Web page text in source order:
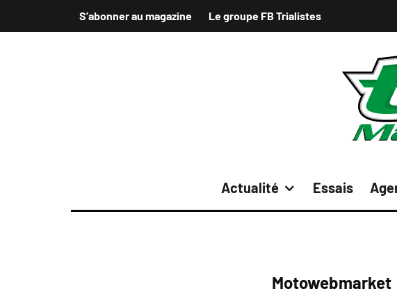
S’abonner au magazine Le groupe FB Trialistes
Actualité Essais
Motowebmarket